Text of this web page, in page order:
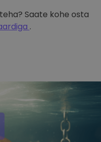
Saate kohe osta
.